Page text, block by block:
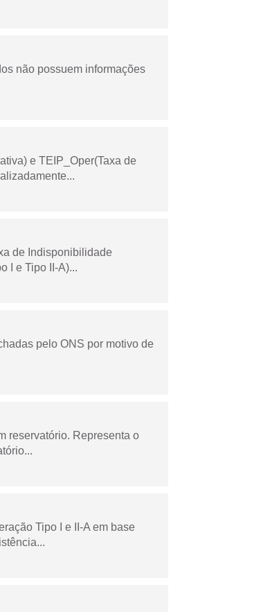
não possuem informações
e TEIP_Oper(Taxa de
de Indisponibilidade
I e Tipo II-A)...
pelo ONS por motivo de
reservatório. Representa o
Tipo I e II-A em base